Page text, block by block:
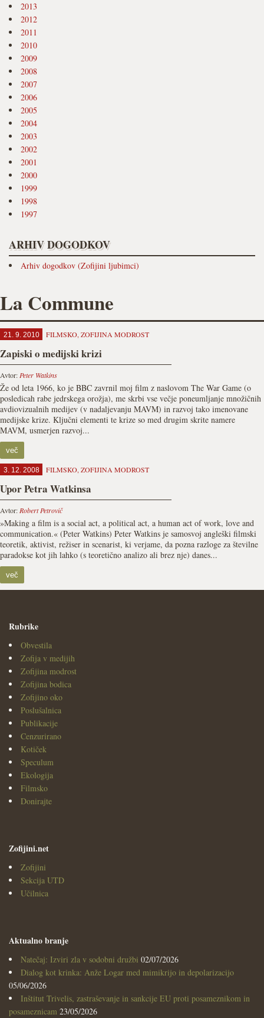
2013
2012
2011
2010
2009
2008
2007
2006
2005
2004
2003
2002
2001
2000
1999
1998
1997
ARHIV DOGODKOV
Arhiv dogodkov (Zofijini ljubimci)
La Commune
21. 9. 2010 FILMSKO, ZOFIJINA MODROST
Zapiski o medijski krizi
Avtor: Peter Watkins
Že od leta 1966, ko je BBC zavrnil moj film z naslovom The War Game (o
posledicah rabe jedrskega orožja), me skrbi vse večje poneumljanje množičnih
avdiovizualnih medijev (v nadaljevanju MAVM) in razvoj tako imenovane
medijske krize. Ključni elementi te krize so med drugim skrite namere
MAVM, usmerjen razvoj...
več
3. 12. 2008 FILMSKO, ZOFIJINA MODROST
Upor Petra Watkinsa
Avtor: Robert Petrovič
»Making a film is a social act, a political act, a human act of work, love and
communication.« (Peter Watkins) Peter Watkins je samosvoj angleški filmski
teoretik, aktivist, režiser in scenarist, ki verjame, da pozna razloge za številne
paradokse kot jih lahko (s teoretično analizo ali brez nje) danes...
več
Rubrike
Obvestila
Zofija v medijih
Zofijina modrost
Zofijina bodica
Zofijino oko
Poslušalnica
Publikacije
Cenzurirano
Kotiček
Speculum
Ekologija
Filmsko
Donirajte
Zofijini.net
Zofijini
Sekcija UTD
Učilnica
Aktualno branje
Natečaj: Izviri zla v sodobni družbi 02/07/2026
Dialog kot krinka: Anže Logar med mimikrijo in depolarizacijo
05/06/2026
Inštitut Trivelis, zastraševanje in sankcije EU proti posameznikom in
posameznicam 23/05/2026